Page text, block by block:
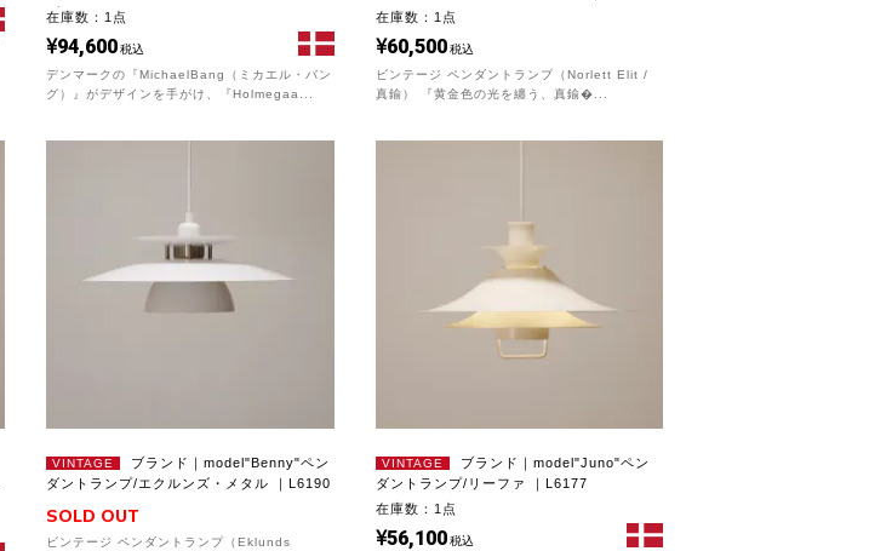
グ...
在庫数：1点
94,600税込
デンマークの『MichaelBang（ミカエル・バン
グ）』がデザインを手がけ、『Holmegaa...
在庫数：1点
60,500 税込
ビンテージ ペンダントランプ（Norlett Elit /
真鍮） 『黄金色の光を纏う、真鍮�...
VINTAGE
ブランド｜model"Benny"ペン
ダントランプ/エクルンズ・メタル ｜L6190
SOLD OUT
ビンテージ ペンダントランプ（Eklunds
VINTAGE
ブランド｜model"Juno"ペン
ダントランプ/リーファ ｜L6177
在庫数：1点
56,100 税込